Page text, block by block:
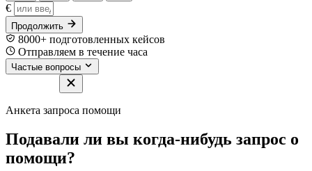
€
Продолжить
8000+ подготовленных кейсов
Отправляем в течение часа
Частые вопросы
Анкета запроса помощи
Подавали ли вы когда-нибудь запрос о
помощи?